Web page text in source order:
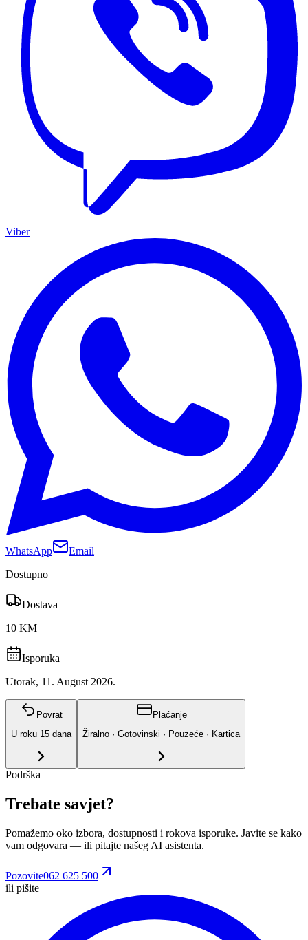
Viber
WhatsApp
Email
Dostupno
Dostava
10 KM
Isporuka
Utorak, 11. August 2026.
Povrat
U roku 15 dana
Plaćanje
Žiralno · Gotovinski · Pouzeće · Kartica
Podrška
Trebate savjet?
Pomažemo oko izbora, dostupnosti i rokova isporuke. Javite se kako
vam odgovara — ili pitajte našeg AI asistenta.
Pozovite062 625 500
ili pišite